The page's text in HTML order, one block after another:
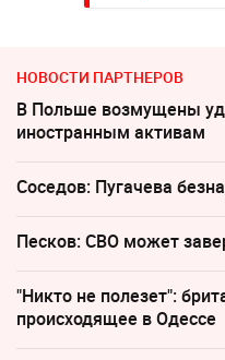
НОВОСТИ ПАРТНЕРОВ
В Польше возмущены
иностранным активам
Соседов: Пугачева
Песков: СВО может
"Никто не полезет":
происходящее в Одессе